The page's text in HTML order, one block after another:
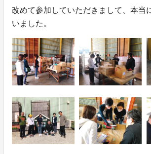
改めて参加していただきまして、本当
いました。